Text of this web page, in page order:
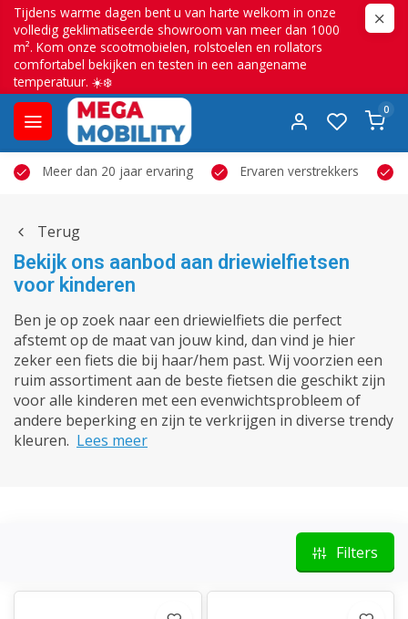
Tijdens warme dagen bent u van harte welkom in onze
volledig geklimatiseerde showroom van meer dan 1000
m². Kom onze scootmobielen, rolstoelen en rollators
comfortabel bekijken en testen in een aangename
temperatuur. ☀️❄️
0
Meer dan 20 jaar ervaring Ervaren verstrekkers
Terug
Bekijk ons aanbod aan driewielfietsen
voor kinderen
Ben je op zoek naar een driewielfiets die perfect
afstemt op de maat van jouw kind, dan vind je hier
zeker een fiets die bij haar/hem past. Wij voorzien een
ruim assortiment aan de beste fietsen die geschikt zijn
voor alle kinderen met een evenwichtsprobleem of
andere beperking en zijn te verkrijgen in diverse trendy
kleuren. Lees meer
Filters